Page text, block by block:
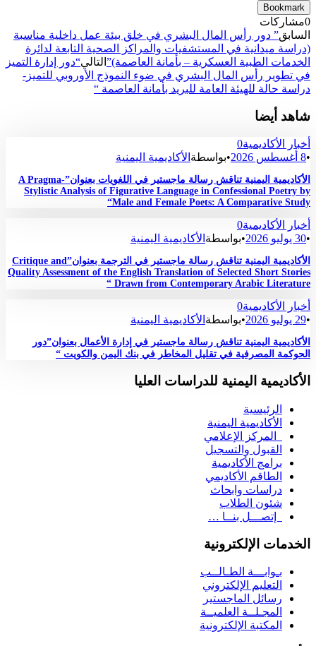
Bookmark
0مشاركات
السابق” دور رأس المال البشري في خلق بيئة عمل داخلية مناسبة
(دراسة ميدانية في المستشفيات والمراكز الصحية التابعة لدائرة
الخدمات الطبية العسكرية – بأمانة العاصمة)” التالي“دور إدارة التميز
في تطوير رأس المال البشري في ضوء النموذج الأوروبي للتميز-
دراسة حالة للهيئة العامة للبريد بأمانة العاصمة “
شاهد أيضا
أخبار الأكاديمية0
•8 أغسطس 2026 •بواسطة الأكاديمية اليمنية
الأكاديمية اليمنية تناقش رسالة ماجستير في اللغويات بعنوان”A Pragma-
Stylistic Analysis of Figurative Language in Confessional Poetry by
Male and Female Poets: A Comparative Study“
أخبار الأكاديمية0
•30 يوليو 2026 •بواسطة الأكاديمية اليمنية
الأكاديمية اليمنية تناقش رسالة ماجستير في الترجمة بعنوان”Critique and
Quality Assessment of the English Translation of Selected Short Stories
Drawn from Contemporary Arabic Literature “
أخبار الأكاديمية0
•29 يوليو 2026 •بواسطة الأكاديمية اليمنية
الأكاديمية اليمنية تناقش رسالة ماجستير في إدارة الأعمال بعنوان”دور
الحوكمة المصرفية في تقليل المخاطر في بنك اليمن والكويت “
الأكاديمية اليمنية للدراسات العليا
الرئيسية
الأكاديمية اليمنية
المركز الإعلامي
القبول والتسجيل
برامج الأكاديمية
الطاقم الأكاديمي
دراسات وابحاث
شئون الطلاب
إتصـــل بنــا …
الخدمات الإلكترونية
بـوابـــة الطـالــب
التعليم الإلكتروني
رسائل الماجستير
المجـلــة العلميــة
المكتبة الإلكترونية